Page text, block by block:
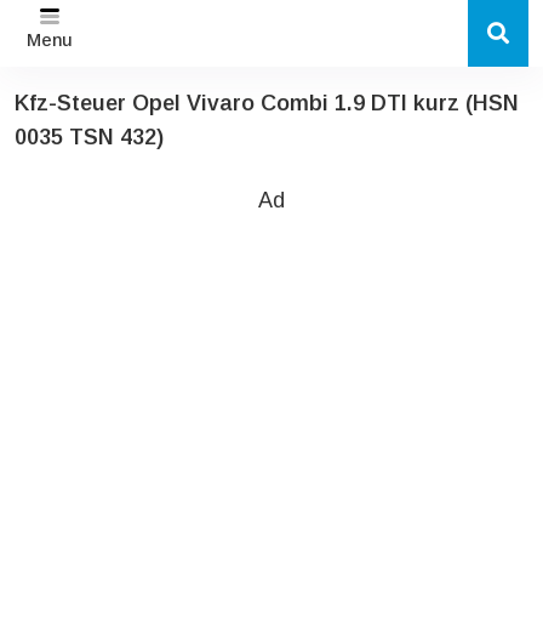
Menu
Kfz-Steuer Opel Vivaro Combi 1.9 DTI kurz (HSN
0035 TSN 432)
Ad